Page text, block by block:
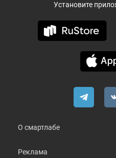
Установите
О смартлабе
Реклама